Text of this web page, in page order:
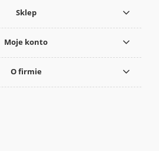
Sklep
Moje konto
O firmie